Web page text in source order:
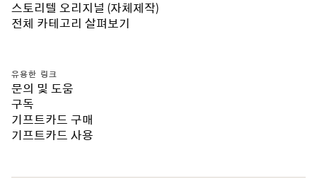
스토리텔 오리지널 (자체제작)
전체 카테고리 살펴보기
유용한 링크
문의 및 도움
구독
기프트카드 구매
기프트카드 사용